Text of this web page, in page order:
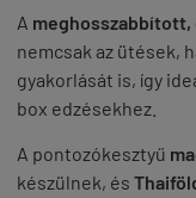
A
nemcsak az ütések,
gyakorlását is, így
box edzésekhez.
A pontozókesztyű
készülnek, és